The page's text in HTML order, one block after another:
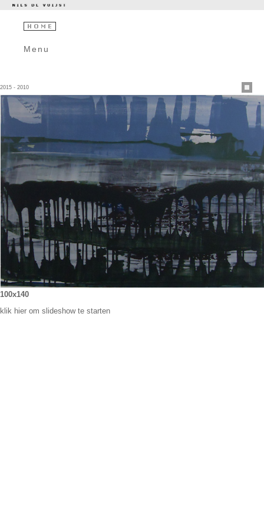
Menu
2015 - 2010
100x140
klik hier om slideshow te starten